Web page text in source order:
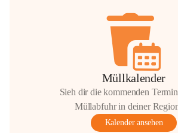
Müllkalender
Sieh dir die kommenden
Müllabfuhr in deiner
Kalender ansehen